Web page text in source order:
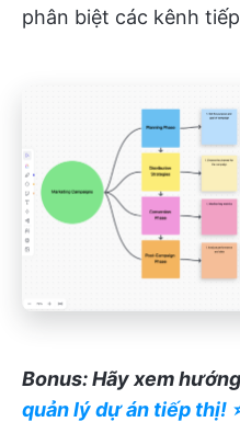
phân biệt các kênh
Bonus: Hãy xem
quản lý dự án tiếp thị!